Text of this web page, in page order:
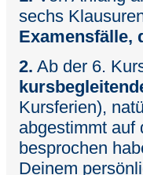
sechs
Examensfälle,
2. Ab der 6.
Kursferien),
abgestimmt auf
besprochen
Deinem